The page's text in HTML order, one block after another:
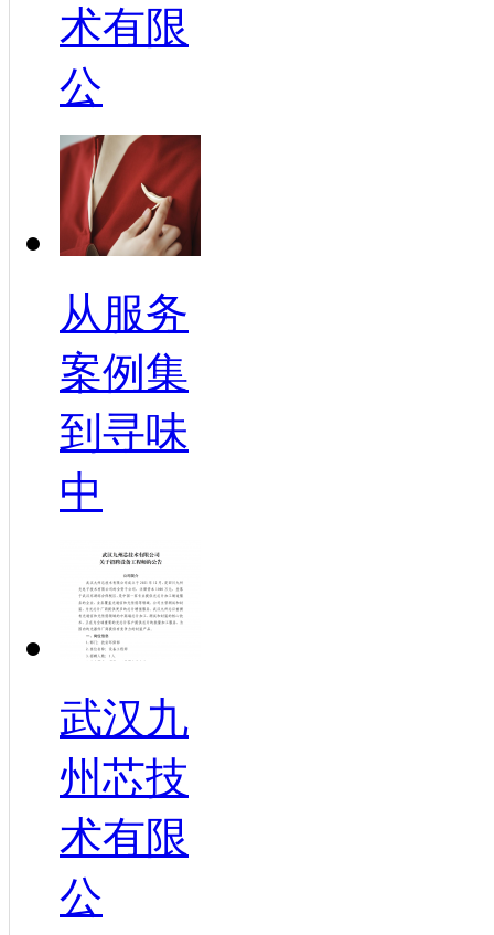
术有限
公
从服务
案例集
到寻味
中
武汉九
州芯技
术有限
公